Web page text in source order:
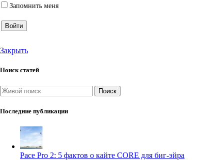
Запомнить меня
Войти
Закрыть
Поиск статей
Поиск
Последние публикации
Pace Pro 2: 5 фактов о кайте CORE для биг-эйра